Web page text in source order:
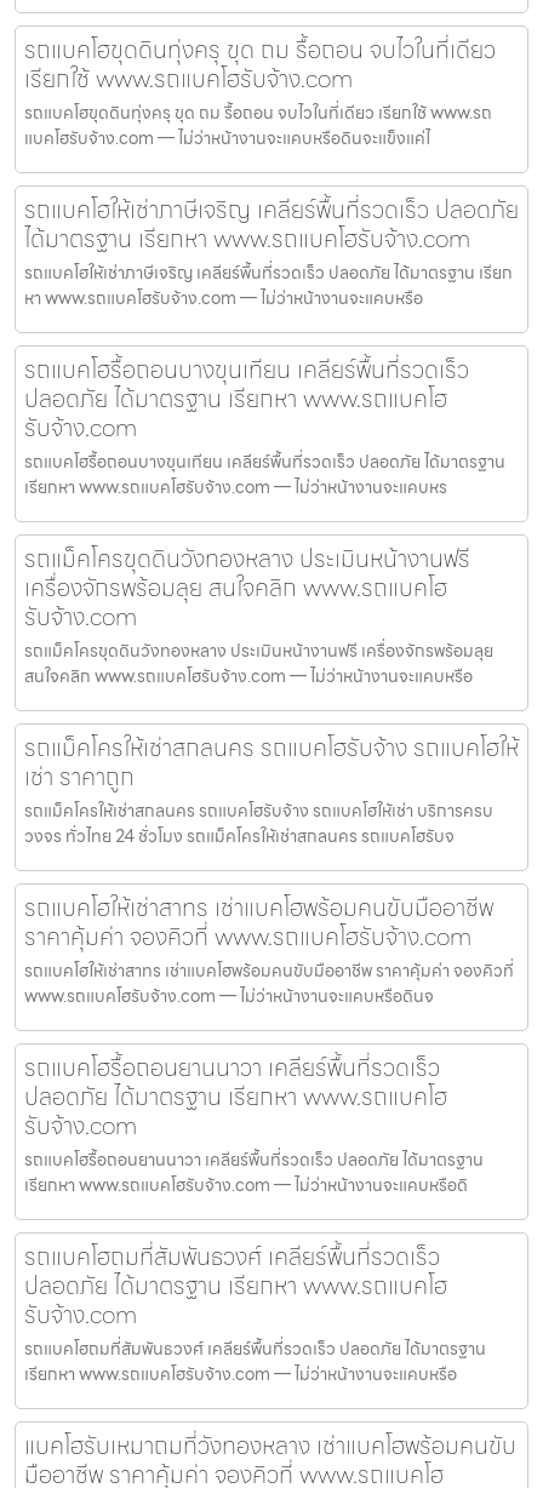
รถแบคโฮขุดดินทุ่งครุ ขุด ถม รื้อถอน จบไวในที่เดียว
เรียกใช้ www.รถแบคโฮรับจ้าง.com
รถแบคโฮขุดดินทุ่งครุ ขุด ถม รื้อถอน จบไวในที่เดียว เรียกใช้ www.รถ
แบคโฮรับจ้าง.com — ไม่ว่าหน้างานจะแคบหรือดินจะแข็งแค่ไ
รถแบคโฮให้เช่าภาษีเจริญ เคลียร์พื้นที่รวดเร็ว ปลอดภัย
ได้มาตรฐาน เรียกหา www.รถแบคโฮรับจ้าง.com
รถแบคโฮให้เช่าภาษีเจริญ เคลียร์พื้นที่รวดเร็ว ปลอดภัย ได้มาตรฐาน เรียก
หา www.รถแบคโฮรับจ้าง.com — ไม่ว่าหน้างานจะแคบหรือ
รถแบคโฮรื้อถอนบางขุนเทียน เคลียร์พื้นที่รวดเร็ว
ปลอดภัย ได้มาตรฐาน เรียกหา www.รถแบคโฮ
รับจ้าง.com
รถแบคโฮรื้อถอนบางขุนเทียน เคลียร์พื้นที่รวดเร็ว ปลอดภัย ได้มาตรฐาน
เรียกหา www.รถแบคโฮรับจ้าง.com — ไม่ว่าหน้างานจะแคบหร
รถแม็คโครขุดดินวังทองหลาง ประเมินหน้างานฟรี
เครื่องจักรพร้อมลุย สนใจคลิก www.รถแบคโฮ
รับจ้าง.com
รถแม็คโครขุดดินวังทองหลาง ประเมินหน้างานฟรี เครื่องจักรพร้อมลุย
สนใจคลิก www.รถแบคโฮรับจ้าง.com — ไม่ว่าหน้างานจะแคบหรือ
รถแม็คโครให้เช่าสกลนคร รถแบคโฮรับจ้าง รถแบคโฮให้
เช่า ราคาถูก
รถแม็คโครให้เช่าสกลนคร รถแบคโฮรับจ้าง รถแบคโฮให้เช่า บริการครบ
วงจร ทั่วไทย 24 ชั่วโมง รถแม็คโครให้เช่าสกลนคร รถแบคโฮรับจ
รถแบคโฮให้เช่าสาทร เช่าแบคโฮพร้อมคนขับมืออาชีพ
ราคาคุ้มค่า จองคิวที่ www.รถแบคโฮรับจ้าง.com
รถแบคโฮให้เช่าสาทร เช่าแบคโฮพร้อมคนขับมืออาชีพ ราคาคุ้มค่า จองคิวที่
www.รถแบคโฮรับจ้าง.com — ไม่ว่าหน้างานจะแคบหรือดินจ
รถแบคโฮรื้อถอนยานนาวา เคลียร์พื้นที่รวดเร็ว
ปลอดภัย ได้มาตรฐาน เรียกหา www.รถแบคโฮ
รับจ้าง.com
รถแบคโฮรื้อถอนยานนาวา เคลียร์พื้นที่รวดเร็ว ปลอดภัย ได้มาตรฐาน
เรียกหา www.รถแบคโฮรับจ้าง.com — ไม่ว่าหน้างานจะแคบหรือดิ
รถแบคโฮถมที่สัมพันธวงศ์ เคลียร์พื้นที่รวดเร็ว
ปลอดภัย ได้มาตรฐาน เรียกหา www.รถแบคโฮ
รับจ้าง.com
รถแบคโฮถมที่สัมพันธวงศ์ เคลียร์พื้นที่รวดเร็ว ปลอดภัย ได้มาตรฐาน
เรียกหา www.รถแบคโฮรับจ้าง.com — ไม่ว่าหน้างานจะแคบหรือ
แบคโฮรับเหมาถมที่วังทองหลาง เช่าแบคโฮพร้อมคนขับ
มืออาชีพ ราคาคุ้มค่า จองคิวที่ www.รถแบคโฮ